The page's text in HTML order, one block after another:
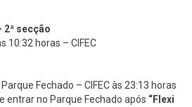
2ª secção
10:32 horas – CIFEC
Fechado – CIFEC às 23:13 horas
entrar no Parque Fechado após “Flexi